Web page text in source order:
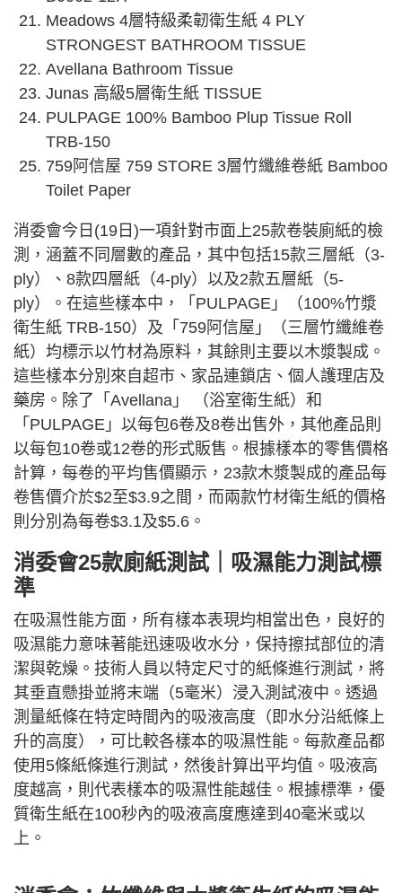
Meadows 4層特級柔韌衛生紙 4 PLY
STRONGEST BATHROOM TISSUE
Avellana Bathroom Tissue
Junas 高級5層衛生紙 TISSUE
PULPAGE 100% Bamboo Plup Tissue Roll
TRB-150
759阿信屋 759 STORE 3層竹纖維卷紙 Bamboo
Toilet Paper
消委會今日(19日)一項針對市面上25款卷裝廁紙的檢
測，涵蓋不同層數的產品，其中包括15款三層紙（3-
ply）、8款四層紙（4-ply）以及2款五層紙（5-
ply）。在這些樣本中，「PULPAGE」（100%竹漿
衛生紙 TRB-150）及「759阿信屋」（三層竹纖維卷
紙）均標示以竹材為原料，其餘則主要以木漿製成。
這些樣本分別來自超市、家品連鎖店、個人護理店及
藥房。除了「Avellana」 （浴室衛生紙）和
「PULPAGE」以每包6卷及8卷出售外，其他產品則
以每包10卷或12卷的形式販售。根據樣本的零售價格
計算，每卷的平均售價顯示，23款木漿製成的產品每
卷售價介於$2至$3.9之間，而兩款竹材衛生紙的價格
則分別為每卷$3.1及$5.6。
消委會25款廁紙測試｜吸濕能力測試標
準
在吸濕性能方面，所有樣本表現均相當出色，良好的
吸濕能力意味著能迅速吸收水分，保持擦拭部位的清
潔與乾燥。技術人員以特定尺寸的紙條進行測試，將
其垂直懸掛並將末端（5毫米）浸入測試液中。透過
測量紙條在特定時間內的吸液高度（即水分沿紙條上
升的高度），可比較各樣本的吸濕性能。每款產品都
使用5條紙條進行測試，然後計算出平均值。吸液高
度越高，則代表樣本的吸濕性能越佳。根據標準，優
質衛生紙在100秒內的吸液高度應達到40毫米或以
上。